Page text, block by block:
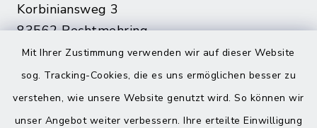
Mit Ihrer Zustimmung verwenden wir auf dieser Website
sog. Tracking-Cookies, die es uns ermöglichen besser zu
verstehen, wie unsere Website genutzt wird. So können wir
unser Angebot weiter verbessern. Ihre erteilte Einwilligung
Korbiniansweg 3
83562 Rechtmehring
08076 499
08076 8595
poststelle@vg-maitenbeth.de